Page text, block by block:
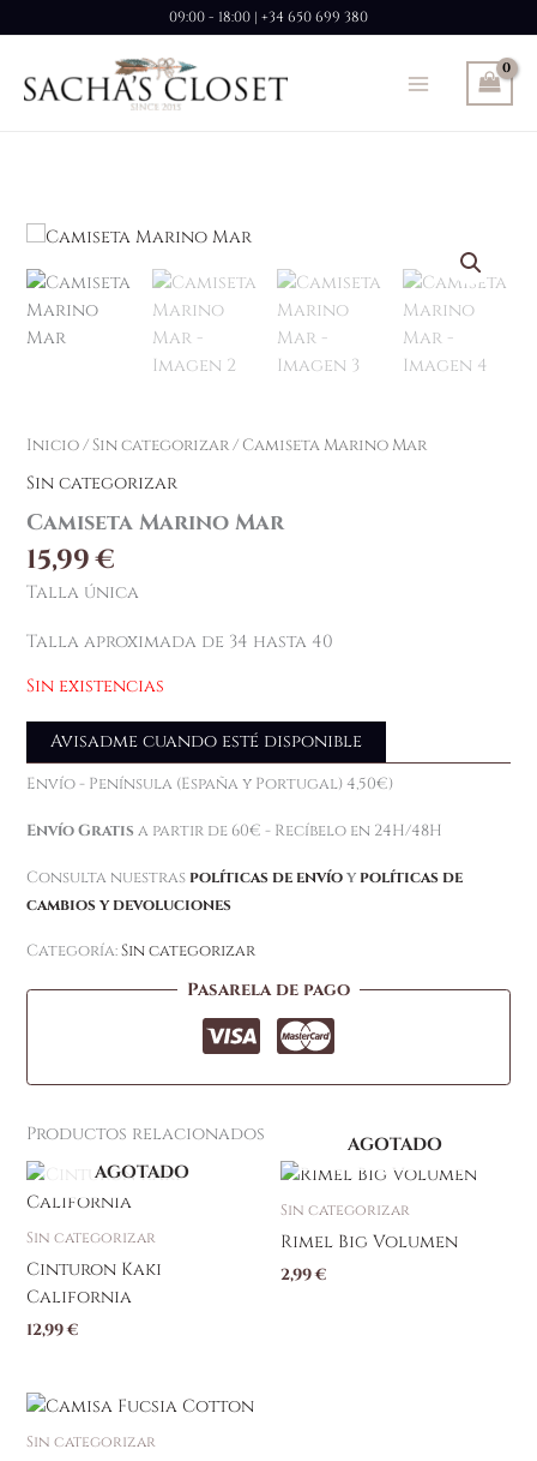
al
09:00 - 18:00 | +34 650 699 380
Inicio/Sin categorizar/ Camiseta Marino Mar
Sin categorizar
Camiseta Marino Mar
15,99€
Talla única
Talla aproximada de 34 hasta 40
Sin existencias
Avisadme cuando esté disponible
Envío - Península (España y Portugal) 4,50€)
Envío Gratis a partir de 60€ - Recíbelo en 24H/48H
Consulta nuestras políticas de envíoy políticas de
cambios y devoluciones
Categoría:Sin categorizar
Pasarela de pago
Productos relacionados
AGOTADO
Sin categorizar
Cinturon Kaki
California
12,99€
AGOTADO
Sin categorizar
Rimel Big Volumen
2,99€
Sin categorizar